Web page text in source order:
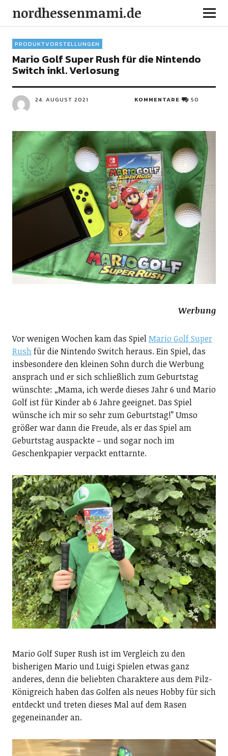
nordhessenmami.de
PRODUKTVORSTELLUNGEN
Mario Golf Super Rush für die Nintendo
Switch inkl. Verlosung
24. AUGUST 2021 KOMMENTARE 50
Werbung
Vor wenigen Wochen kam das SpielMario Golf Super
Rushfür die Nintendo Switch heraus. Ein Spiel, das
insbesondere den kleinen Sohn durch die Werbung
ansprach und er sich schließlich zum Geburtstag
wünschte: „Mama, ich werde dieses Jahr 6 und Mario
Golf ist für Kinder ab 6 Jahre geeignet. Das Spiel
wünsche ich mir so sehr zum Geburtstag!” Umso
größer war dann die Freude, als er das Spiel am
Geburtstag auspackte – und sogar noch im
Geschenkpapier verpackt enttarnte.
Mario Golf Super Rush ist im Vergleich zu den
bisherigen Mario und Luigi Spielen etwas ganz
anderes, denn die beliebten Charaktere aus dem Pilz-
Königreich haben das Golfen als neues Hobby für sich
entdeckt und treten dieses Mal auf dem Rasen
gegeneinander an.